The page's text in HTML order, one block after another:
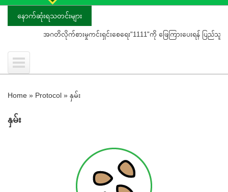
နောက်ဆုံးရသတင်းများ
အဂတိလိုက်စားမှုကင်းရှင်းစေရေး"1111"ကို ဖြေကြားပေးရန် ပြည်သူသို့ သတိပေးနှို
Home » Protocol » နှမ်း
နှမ်း